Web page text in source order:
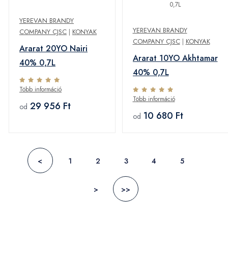
YEREVAN BRANDY
COMPANY CJSC | KONYAK
Ararat 20YO Nairi
40% 0,7L
Több információ
od 29 956 Ft
YEREVAN BRANDY
COMPANY CJSC| KONYAK
Ararat 10YO Akhtamar
40% 0,7L
Több információ
od 10 680 Ft
< 1 2 3 4 5
> >>